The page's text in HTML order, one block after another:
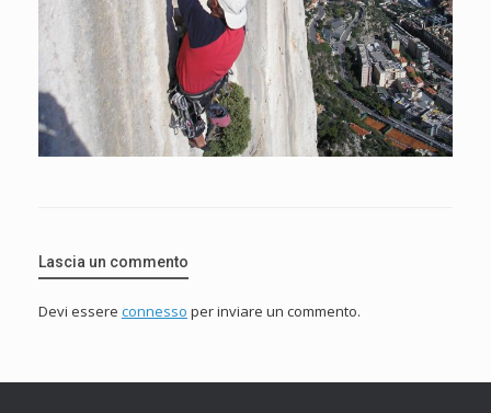
Lascia un commento
Devi essere connesso per inviare un commento.